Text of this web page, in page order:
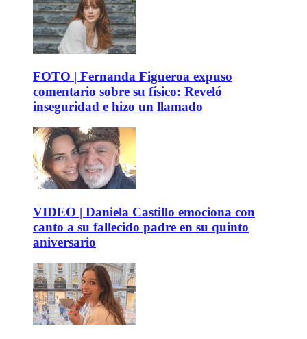
FOTO | Fernanda Figueroa expuso
comentario sobre su físico: Reveló
inseguridad e hizo un llamado
VIDEO | Daniela Castillo emociona con
canto a su fallecido padre en su quinto
aniversario